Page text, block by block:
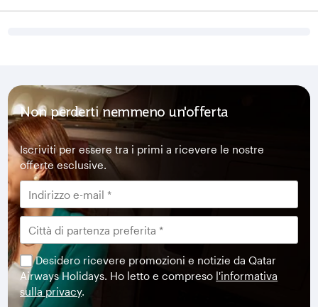
Non perderti nemmeno un'offerta
Iscriviti per essere tra i primi a ricevere le nostre
offerte esclusive.
Desidero ricevere promozioni e notizie da Qatar
Airways Holidays. Ho letto e compreso l'informativa
sulla privacy.